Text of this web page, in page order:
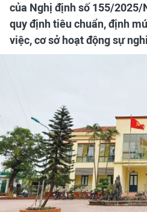
của Nghị định số 155/
quy định tiêu chuẩn, định
việc, cơ sở hoạt động sự